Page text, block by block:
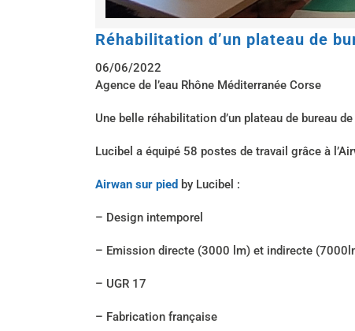
Réhabilitation d’un plateau de
06/06/2022
Agence de l’eau Rhône Méditerranée Corse
Une belle réhabilitation d’un plateau de bureau
Lucibel a équipé 58 postes de travail grâce à
Airwan sur pied by Lucibel :
– Design intemporel
– Emission directe (3000 lm) et indirecte
– UGR 17
– Fabrication française